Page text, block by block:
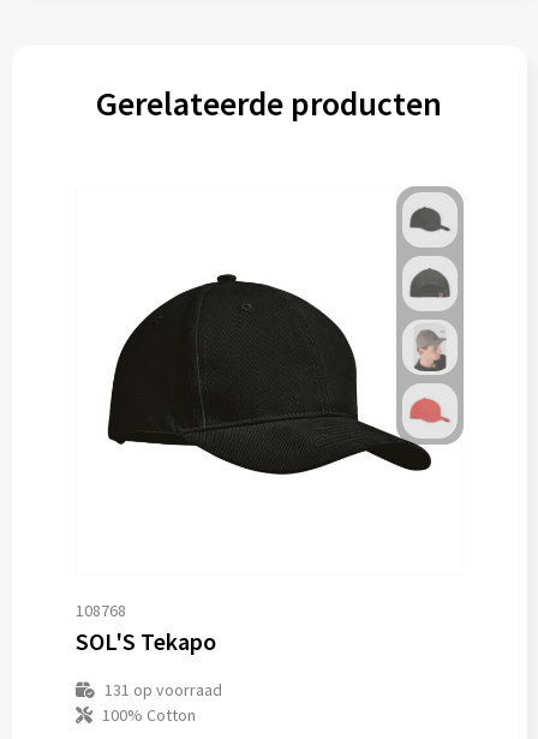
Gerelateerde producten
108768
SOL'S Tekapo
131 op voorraad
100% Cotton